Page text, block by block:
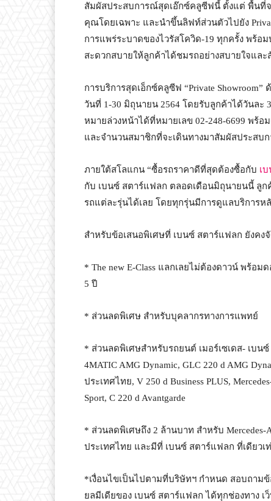
สัมผัสประสบการณ์สุดเอ๊กซ์คลูซีฟนี้ ตั้งแต่ พื้นที่
คุณโดยเฉพาะ และนำขึ้นลิฟท์ส่วนตัวไปยัง
การแพร่ระบาดของไวรัสโควิด-19 ทุกครั้ง พร้อ
สะดวกสบายให้ลูกค้าได้ชมรถอย่างสบายใจและ
การบริการสุดเอ็กซ์คลูซีฟ “Private
วันที่ 1-30 มิถุนายน 2564 โดยรับลูกค้าได้วันล
หมายล่วงหน้าได้ที่หมายเลข 02-248-6699 พร้
และจำนวนสมาชิกที่จะเดินทางมาสัมผัสประสบ
ภายใต้สโลแกน “ซื้อรถราคาดีที่สุดต้องซื้อกับ เ
กับ เบนซ์ สตาร์แฟลก ตลอดเดือนมิถุนายนนี้ ลูก
รถแต่ละรุ่นได้เลย โดยทุกรุ่นมีการดูแลบริการห
สำหรับข้อเสนอพิเศษที่ เบนซ์ สตาร์แฟลก ยังค
* The new E-Class แลกเลยไม่ต้องดาวน์ พร้อ
5 ปี
* ส่วนลดพิเศษ สำหรับบุคลากรทางการแพทย์
* ส่วนลดพิเศษสำหรับรถยนต์ เมอร์เซเดส- เบนซ์
4MATIC AMG Dynamic, GLC 220 d AMG
ประเทศไทย, V 250 d Business PLUS,
Sport, C 220 d Avantgarde
* ส่วนลดพิเศษถึง 2 ล้านบาท สำหรับ Mercedes-
ประเทศไทย และมีที่ เบนซ์ สตาร์แฟลก ที่เดียว
*เงื่อนไขเป็นไปตามที่บริษัทฯ กำหนด สอบถามข้
ยลมีเดียของ เบนซ์ สตาร์แฟลก ได้ทุกช่องทาง เ